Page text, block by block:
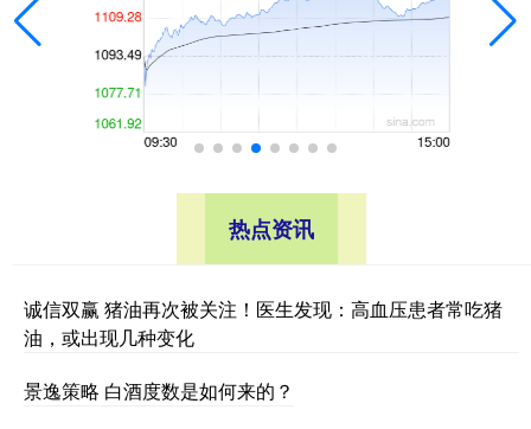
热点资讯
诚信双赢 猪油再次被关注！医生发现：高血压患者常吃猪
油，或出现几种变化
景逸策略 白酒度数是如何来的？